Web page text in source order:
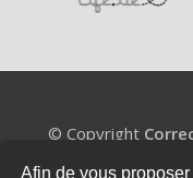
Afin de vous
© Copyright
BE1002.977.327 -